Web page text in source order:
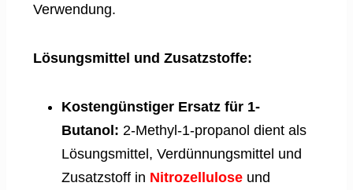
Verwendung.
Lösungsmittel und Zusatzstoffe:
Kostengünstiger Ersatz für 1-
Butanol: 2-Methyl-1-propanol dient als
Lösungsmittel, Verdünnungsmittel und
Zusatzstoff in Nitrozellulose und